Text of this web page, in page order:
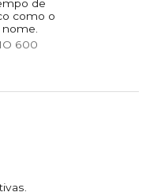
de
como o
600